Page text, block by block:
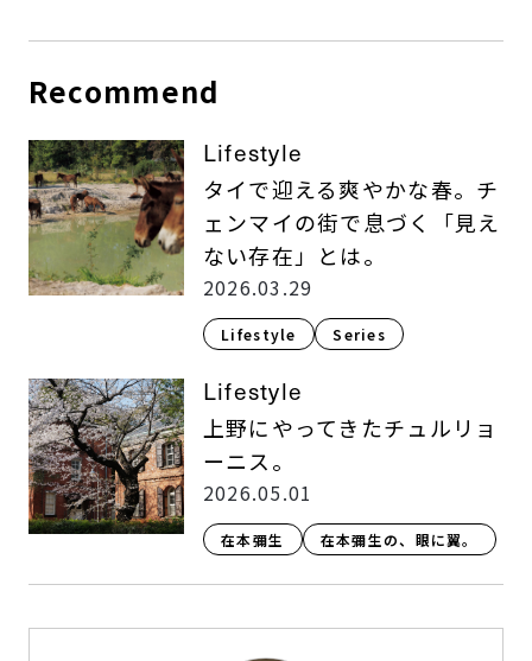
Recommend
Lifestyle
タイで迎える爽やかな春。チ
ェンマイの街で息づく「見え
ない存在」とは。
2026.03.29
Lifestyle​ Series
Lifestyle
上野にやってきたチュルリョ
ーニス。
2026.05.01
在本彌生 在本彌生の、眼に翼。